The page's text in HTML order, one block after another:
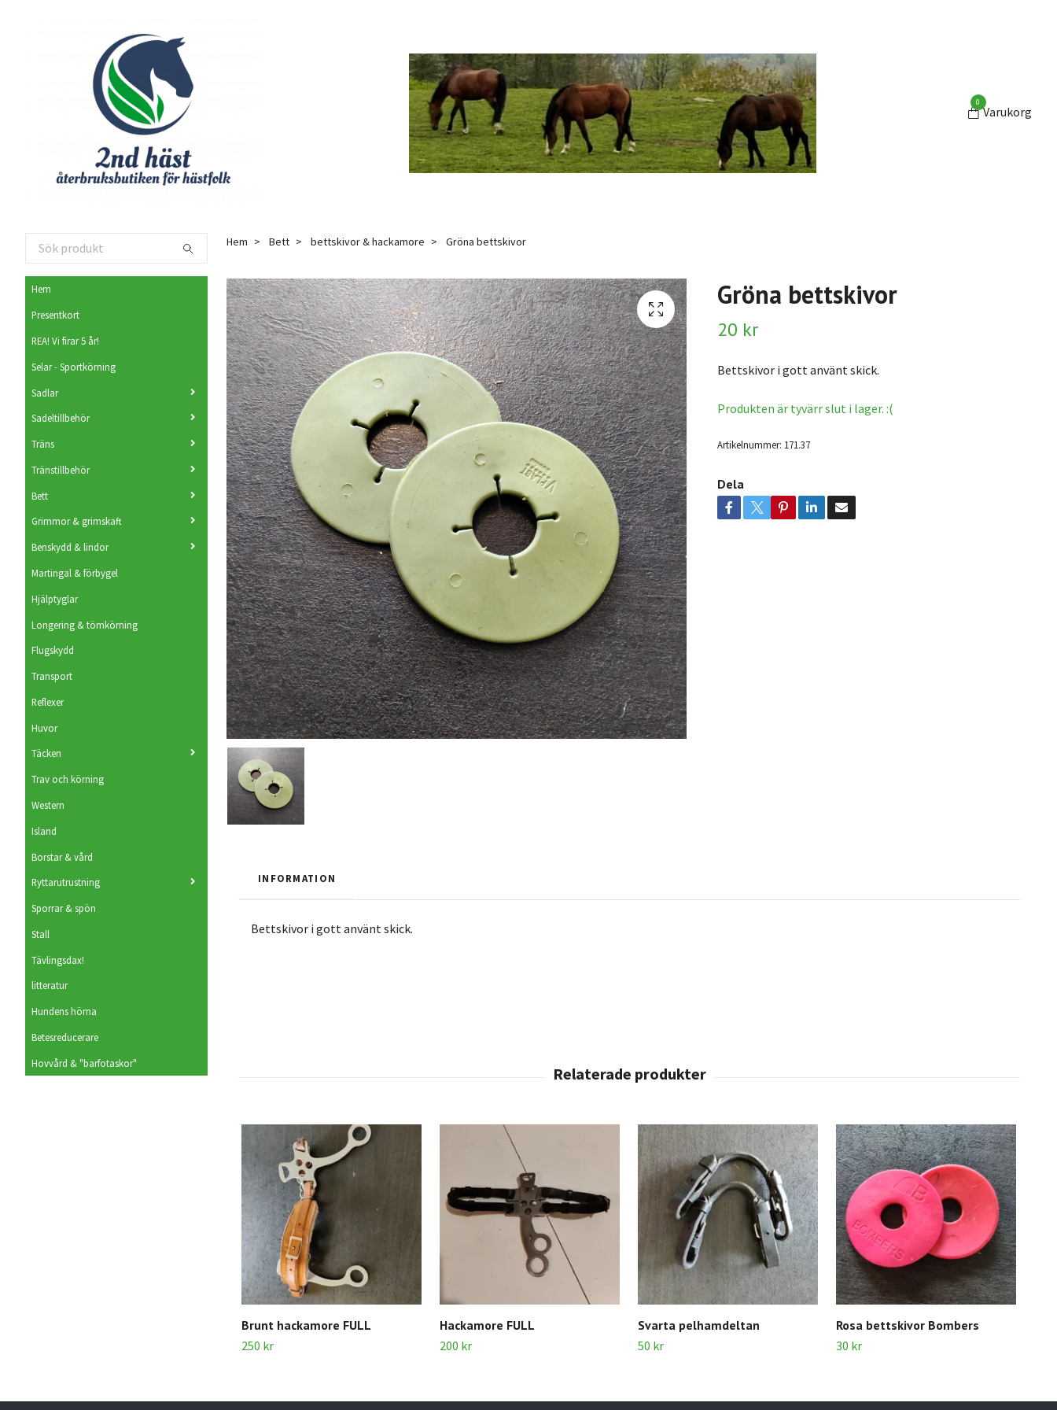
0
Varukorg
Hem
Presentkort
REA! Vi firar 5 år!
Selar - Sportkörning
Sadlar
Sadeltillbehör
Träns
Tränstillbehör
Bett
Grimmor & grimskaft
Benskydd & lindor
Martingal & förbygel
Hjälptyglar
Longering & tömkörning
Flugskydd
Transport
Reflexer
Huvor
Täcken
Trav och körning
Western
Island
Borstar & vård
Ryttarutrustning
Sporrar & spön
Stall
Tävlingsdax!
litteratur
Hundens hörna
Betesreducerare
Hovvård & "barfotaskor"
Hem Bett bettskivor & hackamore Gröna bettskivor
Gröna bettskivor
20 kr
Bettskivor i gott använt skick.
Produkten är tyvärr slut i lager. :(
Artikelnummer: 171.37
Dela
INFORMATION
Bettskivor i gott använt skick.
Brunt hackamore FULL
250 kr
Hackamore FULL
200 kr
Svarta pelhamdeltan
50 kr
Rosa bettskivor Bombers
30 kr